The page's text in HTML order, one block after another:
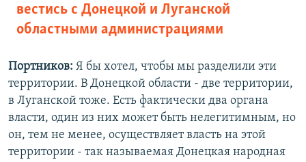
вестись с Донецкой и Луганской
областными администрациями
Портников: Я бы хотел, чтобы мы разделили эти
территории. В Донецкой области - две территории,
в Луганской тоже. Есть фактически два органа
власти, один из них может быть нелегитимным, но
он, тем не менее, осуществляет власть на этой
территории - так называемая Донецкая народная